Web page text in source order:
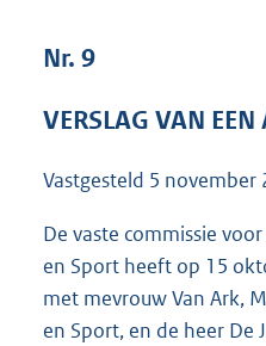
Nr. 9
VERSLAG VAN EEN
Vastgesteld 5 november
De vaste commissie
en Sport heeft op 15
met mevrouw Van Ark,
en Sport, en de heer De